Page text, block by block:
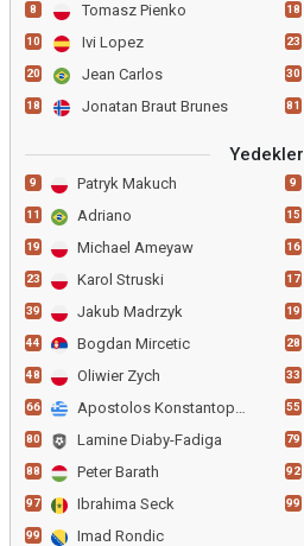
8 Tomasz Pienko
10 Ivi Lopez
20 Jean Carlos
18 Jonatan Braut Brunes
18
23
30
81
Yedekler
9 Patryk Makuch
11 Adriano
19 Michael Ameyaw
23 Karol Struski
39 Jakub Madrzyk
44 Bogdan Mircetic
48 Oliwier Zych
66 Apostolos Konstantopoulos
80 Lamine Diaby-Fadiga
88 Peter Barath
97 Ibrahima Seck
99 Imad Rondic
9
15
16
17
19
28
33
55
79
92
99